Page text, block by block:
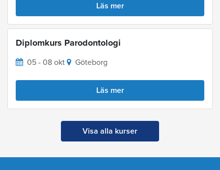
Läs mer
Diplomkurs Parodontologi
05 - 08 okt Göteborg
Läs mer
Visa alla kurser